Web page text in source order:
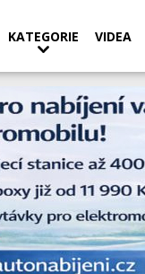
KATEGORIE VIDEA